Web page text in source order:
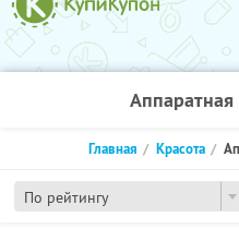
Аппаратная
По рейтингу
Главная Красота